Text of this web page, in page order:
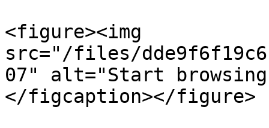
<figure><img
src="/files/
07" alt="Start browsing
</figcaption></figure>